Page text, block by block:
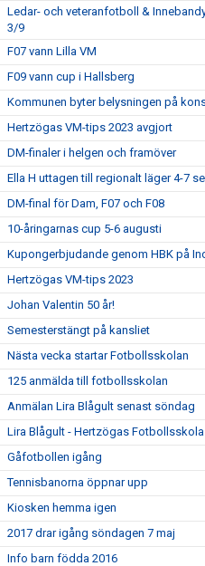
Ledar- och veteranfotboll &
3/9
F07 vann Lilla VM
F09 vann cup i Hallsberg
Kommunen byter belysningen på
Hertzögas VM-tips 2023 avgjort
DM-finaler i helgen och framöver
Ella H uttagen till regionalt läger 4-7
DM-final för Dam, F07 och F08
10-åringarnas cup 5-6 augusti
Kupongerbjudande genom HBK på
Hertzögas VM-tips 2023
Johan Valentin 50 år!
Semesterstängt på kansliet
Nästa vecka startar Fotbollsskolan
125 anmälda till fotbollsskolan
Anmälan Lira Blågult senast söndag
Lira Blågult - Hertzögas
Gåfotbollen igång
Tennisbanorna öppnar upp
Kiosken hemma igen
2017 drar igång söndagen 7 maj
Info barn födda 2016